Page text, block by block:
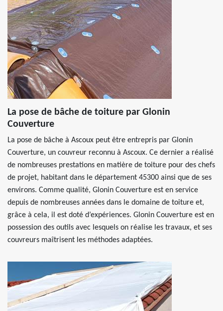
La pose de bâche de toiture par Glonin
Couverture
La pose de bâche à Ascoux peut être entrepris par Glonin
Couverture, un couvreur reconnu à Ascoux. Ce dernier a réalisé
de nombreuses prestations en matière de toiture pour des chefs
de projet, habitant dans le département 45300 ainsi que de ses
environs. Comme qualité, Glonin Couverture est en service
depuis de nombreuses années dans le domaine de toiture et,
grâce à cela, il est doté d’expériences. Glonin Couverture est en
possession des outils avec lesquels on réalise les travaux, et ses
couvreurs maîtrisent les méthodes adaptées.